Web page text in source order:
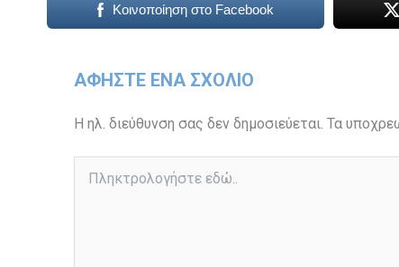
Κοινοποίηση στο Facebook
ΑΦΉΣΤΕ ΈΝΑ ΣΧΌΛΙΟ
Η ηλ. διεύθυνση σας δεν δημοσιεύεται. Τα
εδώ..